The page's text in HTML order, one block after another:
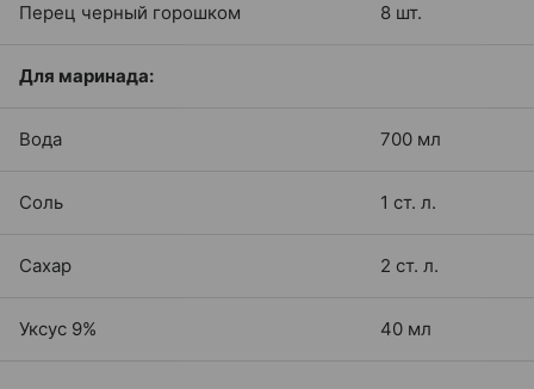
Перец черный горошком 8 шт.
Для маринада:
Вода 700 мл
Соль 1 ст. л.
Сахар 2 ст. л.
Уксус 9% 40 мл